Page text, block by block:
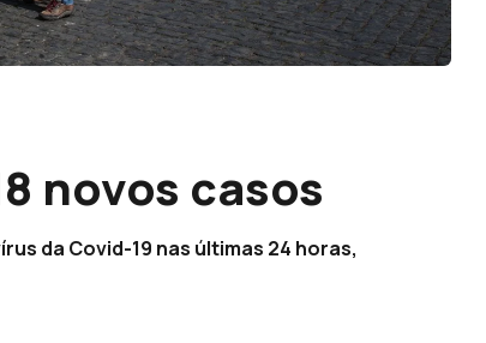
novos casos
da Covid-19 nas últimas 24 horas,